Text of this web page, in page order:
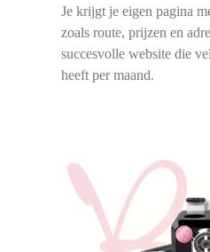
Je krijgt je eigen pagina
zoals route, prijzen en
succesvolle website die
heeft per maand.